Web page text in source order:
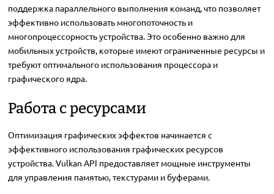
поддержка параллельного выполнения команд, что позволяет
эффективно использовать многопоточность и
многопроцессорность устройства. Это особенно важно для
мобильных устройств, которые имеют ограниченные ресурсы и
требуют оптимального использования процессора и
графического ядра.
Работа с ресурсами
Оптимизация графических эффектов начинается с
эффективного использования графических ресурсов
устройства. Vulkan API предоставляет мощные инструменты
для управления памятью, текстурами и буферами.